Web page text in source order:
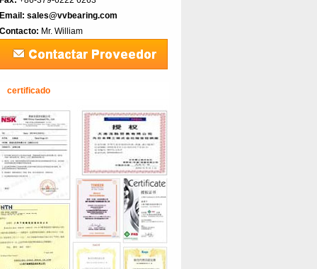
Email: sales@vvbearing.com
Contacto: Mr. William
certificado